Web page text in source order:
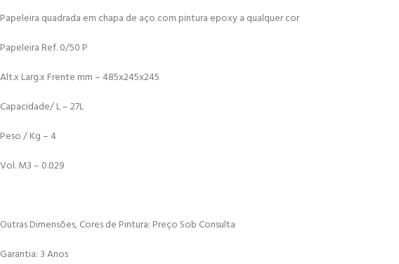
Papeleira quadrada em chapa de aço com pintura epoxy a qualquer cor
Papeleira Ref. 0/50 P
Alt.x Larg.x Frente mm – 485x245x245
Capacidade/ L – 27L
Peso / Kg – 4
Vol. M3 – 0.029
Outras Dimensões, Cores de Pintura: Preço Sob Consulta
Garantia: 3 Anos